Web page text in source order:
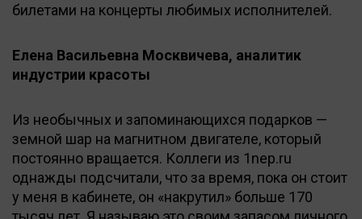
билетами на концерты любимых исполнителей.
Елена Васильевна Москвичева, аналитик
индустрии красоты
Из необычных и запоминающихся подарков —
земной шар на магнитном двигателе, который
постоянно вращается. Коллеги из 1nep.ru
однажды подсчитали, что за время, пока он стоит
у меня в кабинете, он «накрутил» больше 170